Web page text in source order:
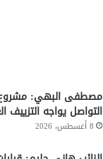
مصطفى البهي: مشروع
التواصل يواجه
8 أغسطس، 2026